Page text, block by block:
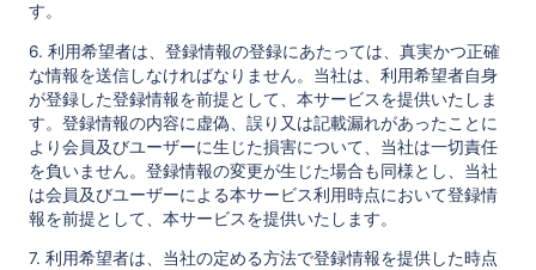
す。
6. 利用希望者は、登録情報の登録にあたっては、真実かつ正確
な情報を送信しなければなりません。当社は、利用希望者自身
が登録した登録情報を前提として、本サービスを提供いたしま
す。登録情報の内容に虚偽、誤り又は記載漏れがあったことに
より会員及びユーザーに生じた損害について、当社は一切責任
を負いません。登録情報の変更が生じた場合も同様とし、当社
は会員及びユーザーによる本サービス利用時点において登録情
報を前提として、本サービスを提供いたします。
7. 利用希望者は、当社の定める方法で登録情報を提供した時点